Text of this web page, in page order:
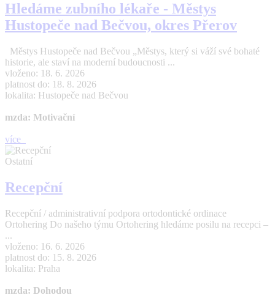
Hledáme zubního lékaře - Městys
Hustopeče nad Bečvou, okres Přerov
Městys Hustopeče nad Bečvou „Městys, který si váží své bohaté
historie, ale staví na moderní budoucnosti ...
vloženo: 18. 6. 2026
platnost do: 18. 8. 2026
lokalita: Hustopeče nad Bečvou
mzda: Motivační
více
Ostatní
Recepční
Recepční / administrativní podpora ortodontické ordinace
Ortohering Do našeho týmu Ortohering hledáme posilu na recepci –
...
vloženo: 16. 6. 2026
platnost do: 15. 8. 2026
lokalita: Praha
mzda: Dohodou